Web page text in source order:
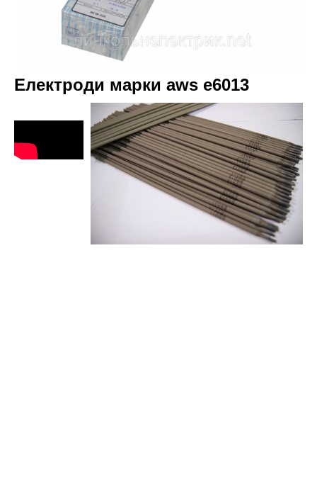
Електроди марки aws e6013